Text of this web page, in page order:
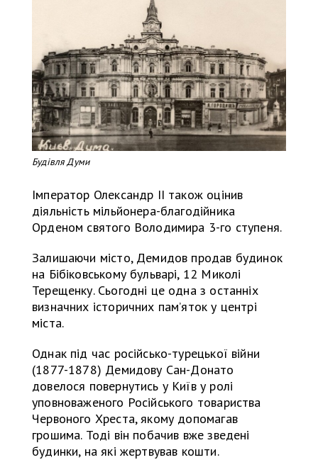
Будівля Думи
Імператор Олександр II також оцінив
діяльність мільйонера-благодійника
Орденом святого Володимира 3-го ступеня.
Залишаючи місто, Демидов продав будинок
на Бібіковському бульварі, 12 Миколі
Терещенку. Сьогодні це одна з останніх
визначних історичних пам’яток у центрі
міста.
Однак під час російсько-турецької війни
(1877-1878) Демидову Сан-Донато
довелося повернутись у Київ у ролі
уповноваженого Російського товариства
Червоного Хреста, якому допомагав
грошима. Тоді він побачив вже зведені
будинки, на які жертвував кошти.